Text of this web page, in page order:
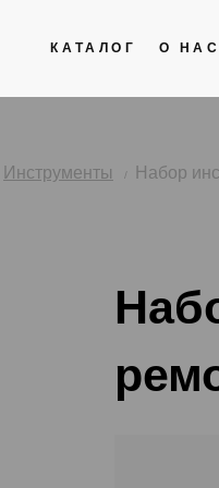
КАТАЛОГ О НАС
Инструменты Набор